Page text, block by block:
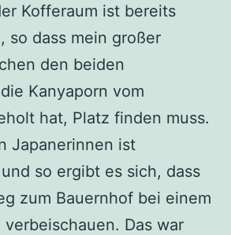
Kofferaum ist bereits
so dass mein großer
den beiden
Kanyaporn vom
hat, Platz finden muss.
Japanerinnen ist
so ergibt es sich, dass
zum Bauernhof bei einem
Das war